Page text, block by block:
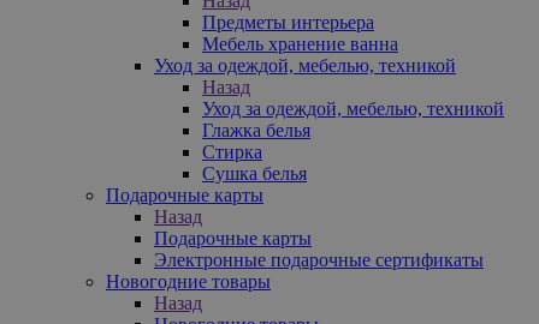
Предметы интерьера
Мебель хранение ванна
Уход за одеждой, мебелью, техникой
Назад
Уход за одеждой, мебелью, техникой
Глажка белья
Стирка
Сушка белья
Подарочные карты
Назад
Подарочные карты
Электронные подарочные сертификаты
Новогодние товары
Назад